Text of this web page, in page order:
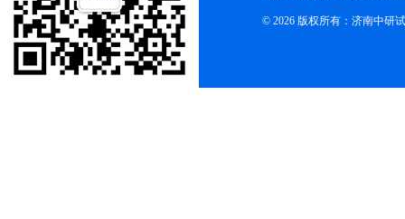
© 2026 版权所有：济南中研